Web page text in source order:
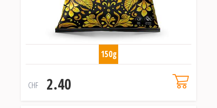
150g
CHF 2.40